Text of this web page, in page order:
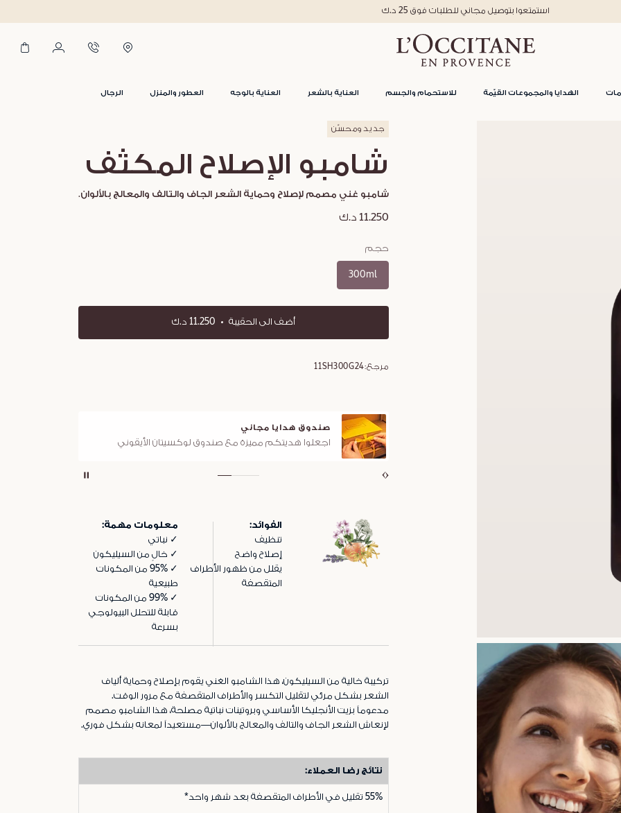
الهدايا والمجموعات القيّمة للاستحمام والجسم العناية بالشعر العناية بالوجه العطور والمنزل الرجال
استمتعوا بتوصيل مجاني للطلبات فوق 25 د.ك
جديد ومحسّن
شامبو الإصلاح المكثف
شامبو غني مصمم لإصلاح وحماية الشعر الجاف والتالف والمعالج بالألوان.
11.250 د.ك
حجم
300ml
أضف الى الحقيبة 11.250 د.ك
مرجع:11SH300G24
صندوق هدايا مجاني
اجعلوا هديتكم مميزة مع صندوق لوكسيتان الأيقوني
الفوائد:
تنظيف
إصلاح واضح
يقلل من ظهور الأطراف
المتقصفة
معلومات مهمة:
✓ نباتي
✓ خالٍ من السيليكون
✓ 95% من المكونات
طبيعية
✓ 99% من المكونات
قابلة للتحلل البيولوجي
بسرعة
تركيبة خالية من السيليكون، هذا الشامبو الغني يقوم بإصلاح وحماية ألياف
الشعر بشكل مرئي لتقليل التكسر والأطراف المتقصفة مع مرور الوقت.
مدعوماً بزيت الأنجليكا الأساسي وبروتينات نباتية مصلحة، هذا الشامبو مصمم
لإنعاش الشعر الجاف والتالف والمعالج بالألوان—مستعيداً لمعانه بشكل فوري.
نتائج رضا العملاء:
55% تقليل في الأطراف المتقصفة بعد شهر واحد*